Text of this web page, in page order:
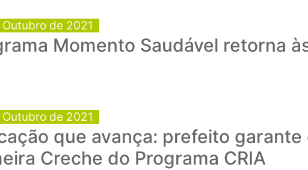
Outubro de 2021
Momento Saudável retorna
Outubro de 2021
que avança: prefeito
Creche do Programa CRIA